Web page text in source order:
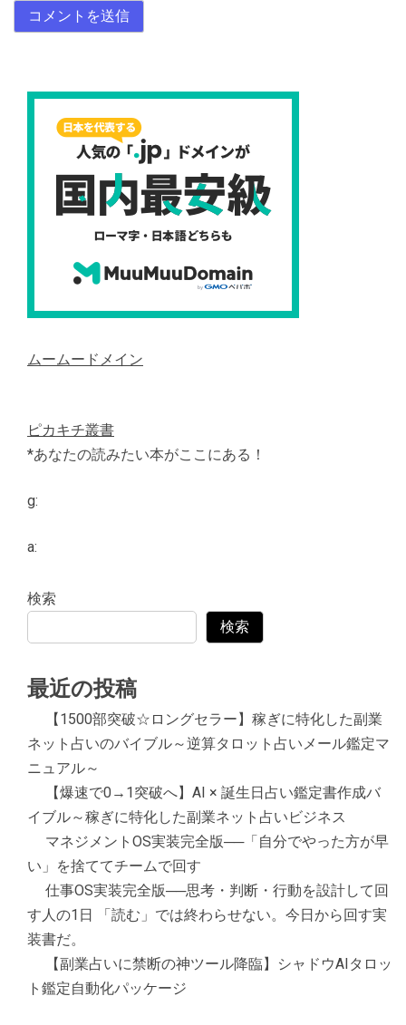
ムームードメイン
ピカキチ叢書
*あなたの読みたい本がここにある！
g:
a:
検索
検索
最近の投稿
【1500部突破☆ロングセラー】稼ぎに特化した副業
ネット占いのバイブル～逆算タロット占いメール鑑定マ
ニュアル～
【爆速で0→1突破へ】AI × 誕生日占い鑑定書作成バ
イブル～稼ぎに特化した副業ネット占いビジネス
マネジメントOS実装完全版──「自分でやった方が早
い」を捨ててチームで回す
仕事OS実装完全版──思考・判断・行動を設計して回
す人の1日 「読む」では終わらせない。今日から回す実
装書だ。
【副業占いに禁断の神ツール降臨】シャドウAIタロッ
ト鑑定自動化パッケージ